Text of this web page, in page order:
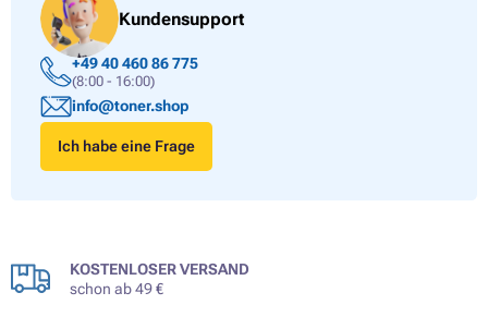
Kundensupport
+49 40 460 86 775
(8:00 - 16:00)
info@toner.shop
Ich habe eine Frage
KOSTENLOSER VERSAND
schon ab 49 €